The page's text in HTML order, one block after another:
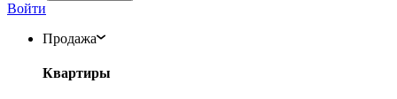
Войти
Продажа
Квартиры